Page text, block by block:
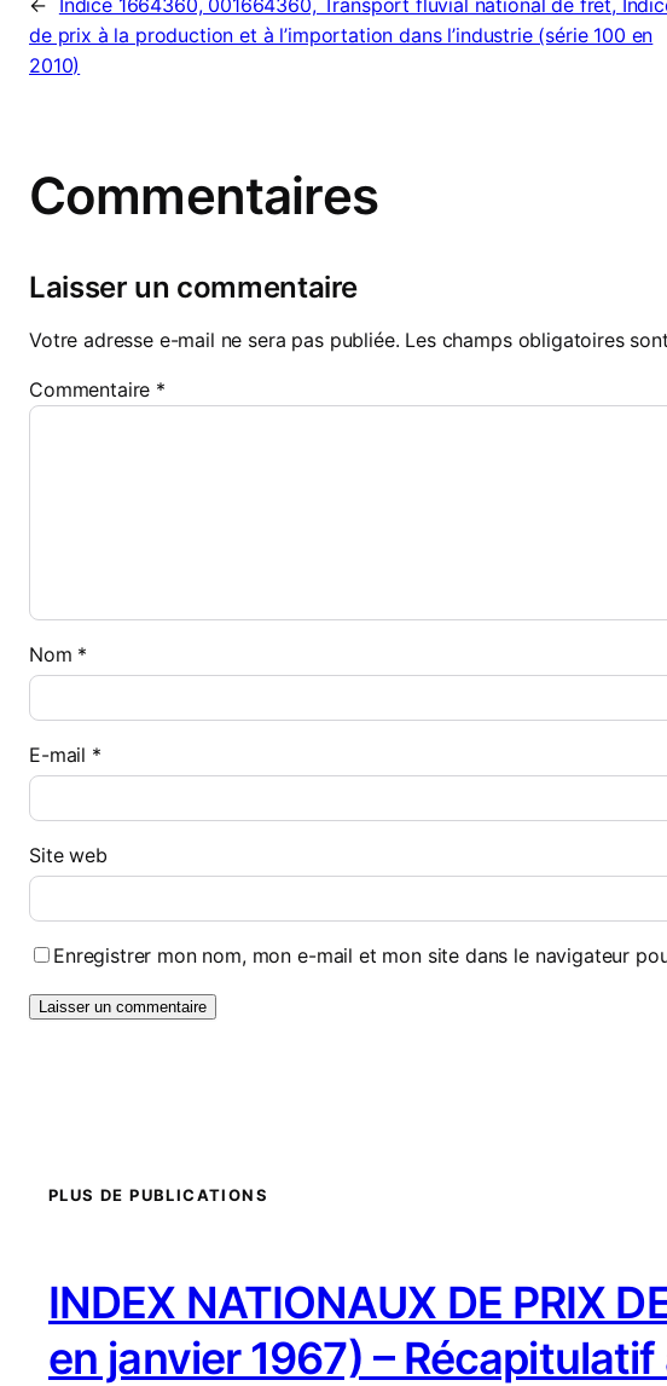
←
Indice 1664360, 001664360, Transport fluvial national de fret,
de prix à la production et à l’importation dans l’industrie (série 100 en
2010)
Commentaires
Laisser un commentaire
Votre adresse e-mail ne sera pas publiée. Les champs obligatoires
Commentaire *
Nom *
E-mail *
Site web
Enregistrer mon nom, mon e-mail et mon site dans le navigateur
PLUS DE PUBLICATIONS
INDEX NATIONAUX DE PRIX
en janvier 1967) –